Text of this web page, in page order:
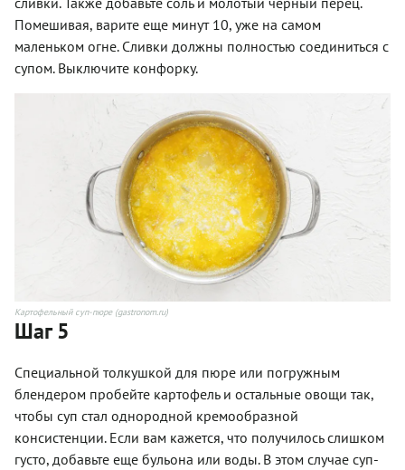
Помешивая, варите еще минут 10, уже на самом
маленьком огне. Сливки должны полностью соединиться с
супом. Выключите конфорку.
Картофельный суп-пюре (gastronom.ru)
Шаг 5
Специальной толкушкой для пюре или погружным
блендером пробейте картофель и остальные овощи так,
чтобы суп стал однородной кремообразной
консистенции. Если вам кажется, что получилось слишком
густо, добавьте еще бульона или воды. В этом случае суп-